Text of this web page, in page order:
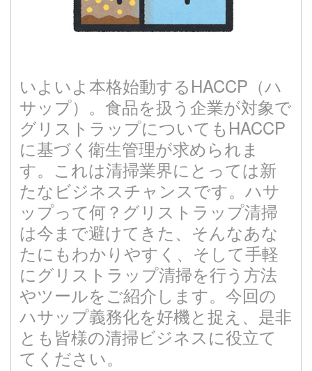
いよいよ本格始動するHACCP（ハ
サップ）。食品を扱う企業が対象で
グリストラップについてもHACCP
に基づく衛生管理が求められま
す。これは清掃業界にとっては新
たなビジネスチャンスです。ハサ
ップって何？グリストラップ清掃
は今まで避けてきた、そんなあな
たにもわかりやすく、そして手軽
にグリストラップ清掃を行う方法
やツールをご紹介します。今回の
ハサップ義務化を好機と捉え、是非
とも皆様の清掃ビジネスに役立て
てください。